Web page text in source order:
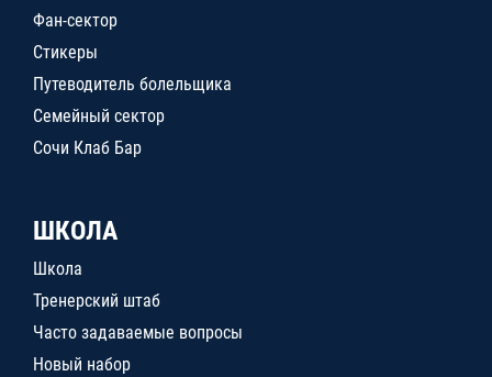
Фан-сектор
Стикеры
Путеводитель болельщика
Семейный сектор
Сочи Клаб Бар
ШКОЛА
Школа
Тренерский штаб
Часто задаваемые вопросы
Новый набор